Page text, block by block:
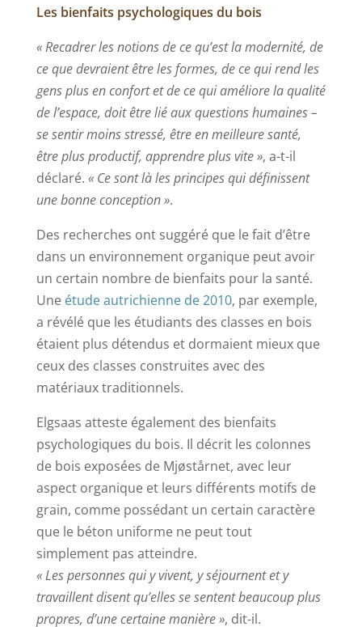
Les bienfaits psychologiques du bois
« Recadrer les notions de ce qu’est la modernité, de
ce que devraient être les formes, de ce qui rend les
gens plus en confort et de ce qui améliore la qualité
de l’espace, doit être lié aux questions humaines –
se sentir moins stressé, être en meilleure santé,
être plus productif, apprendre plus vite », a-t-il
déclaré. « Ce sont là les principes qui définissent
une bonne conception ».
Des recherches ont suggéré que le fait d’être
dans un environnement organique peut avoir
un certain nombre de bienfaits pour la santé.
Une étude autrichienne de 2010, par exemple,
a révélé que les étudiants des classes en bois
étaient plus détendus et dormaient mieux que
ceux des classes construites avec des
matériaux traditionnels.
Elgsaas atteste également des bienfaits
psychologiques du bois. Il décrit les colonnes
de bois exposées de Mjøstårnet, avec leur
aspect organique et leurs différents motifs de
grain, comme possédant un certain caractère
que le béton uniforme ne peut tout
simplement pas atteindre.
« Les personnes qui y vivent, y séjournent et y
travaillent disent qu’elles se sentent beaucoup plus
propres, d’une certaine manière », dit-il.